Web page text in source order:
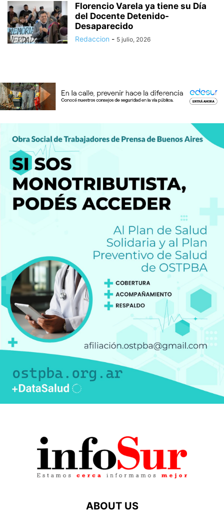
Florencio Varela ya tiene su Día
del Docente Detenido-
Desaparecido
Redaccion - 5 julio, 2026
ABOUT US